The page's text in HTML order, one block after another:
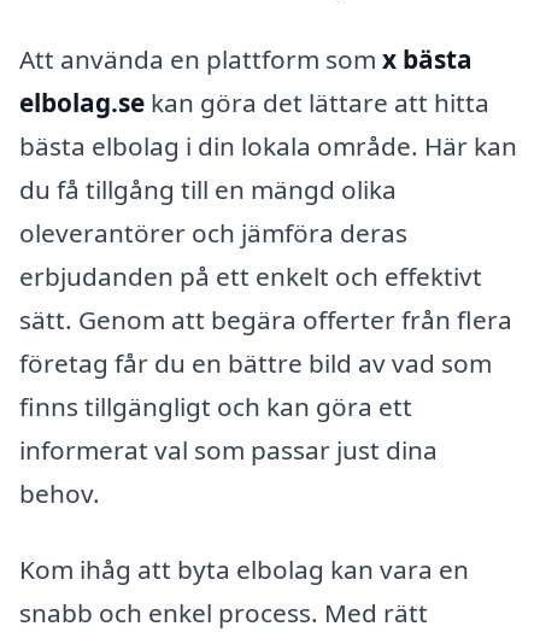
Att använda en plattform som x bästa
elbolag.se kan göra det lättare att hitta
bästa elbolag i din lokala område. Här kan
du få tillgång till en mängd olika
oleverantörer och jämföra deras
erbjudanden på ett enkelt och effektivt
sätt. Genom att begära offerter från flera
företag får du en bättre bild av vad som
finns tillgängligt och kan göra ett
informerat val som passar just dina
behov.
Kom ihåg att byta elbolag kan vara en
snabb och enkel process. Med rätt